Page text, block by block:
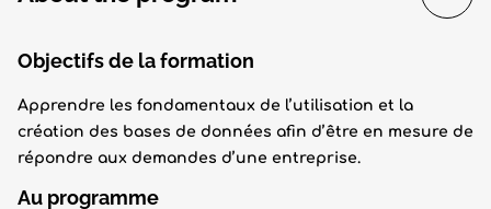
Objectifs de la formation
Apprendre les fondamentaux de l’utilisation et la
création des bases de données afin d’être en mesure de
répondre aux demandes d’une entreprise.
Au programme